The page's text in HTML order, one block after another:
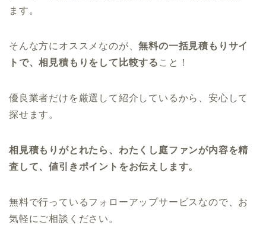
ます。
そんな方にオススメなのが、無料の一括見積もりサイ
トで、相見積もりをして比較する こと！
優良業者だけを厳選して紹介しているから、安心して
探せます。
相見積もりがとれたら、わたくし庭ファンが内容を精
査して、値引きポイントをお伝えします。
無料で行っているフォローアップサービスなので、お
気軽にご相談ください。